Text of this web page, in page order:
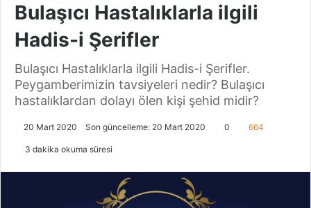
Bulaşıcı Hastalıklarla ilgili
Hadis-i Şerifler
Bulaşıcı Hastalıklarla ilgili Hadis-i Şerifler.
Peygamberimizin tavsiyeleri nedir? Bulaşıcı
hastalıklardan dolayı ölen kişi şehid midir?
20 Mart 2020 Son güncelleme: 20 Mart 2020 0 664
3 dakika okuma süresi